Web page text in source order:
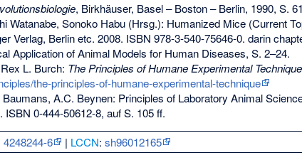
, Birkhäuser, Basel – Boston – Berlin, 1990, S.
Watanabe, Sonoko Habu (Hrsg.): Humanized Mice (Current
Verlag, Berlin etc. 2008. ISBN 978-3-540-75646-0. darin
Application of Animal Models for Human Diseases, S. 2–24.
L. Burch: The Principles of Humane Experimental
the-principles-of-humane-experimental-technique
Baumans, A.C. Beynen: Principles of Laboratory Animal
ISBN 0-444-50612-8, auf S. 105 ff.
4248244-6 | LCCN:sh96012165